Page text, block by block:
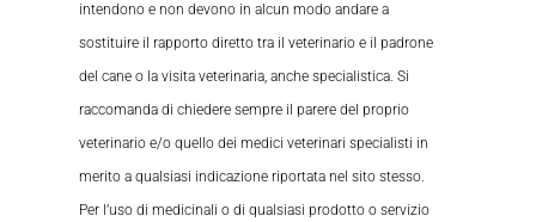
intendono e non devono in alcun modo andare a
sostituire il rapporto diretto tra il veterinario e il padrone
del cane o la visita veterinaria, anche specialistica. Si
raccomanda di chiedere sempre il parere del proprio
veterinario e/o quello dei medici veterinari specialisti in
merito a qualsiasi indicazione riportata nel sito stesso.
Per l’uso di medicinali o di qualsiasi prodotto o servizio